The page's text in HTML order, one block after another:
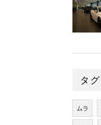
タグ
ムラ